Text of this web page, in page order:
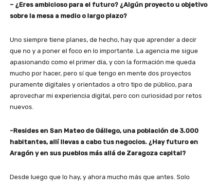
– ¿Eres ambicioso para el futuro? ¿Algún proyecto u objetivo
sobre la mesa a medio o largo plazo?
Uno siempre tiene planes, de hecho, hay que aprender a decir
que no y a poner el foco en lo importante. La agencia me sigue
apasionando como el primer día, y con la formación me queda
mucho por hacer, pero sí que tengo en mente dos proyectos
puramente digitales y orientados a otro tipo de público, para
aprovechar mi experiencia digital, pero con curiosidad por retos
nuevos.
-Resides en San Mateo de Gállego, una población de 3.000
habitantes, allí llevas a cabo tus negocios. ¿Hay futuro en
Aragón y en sus pueblos más allá de Zaragoza capital?
Desde luego que lo hay, y ahora mucho más que antes. Solo